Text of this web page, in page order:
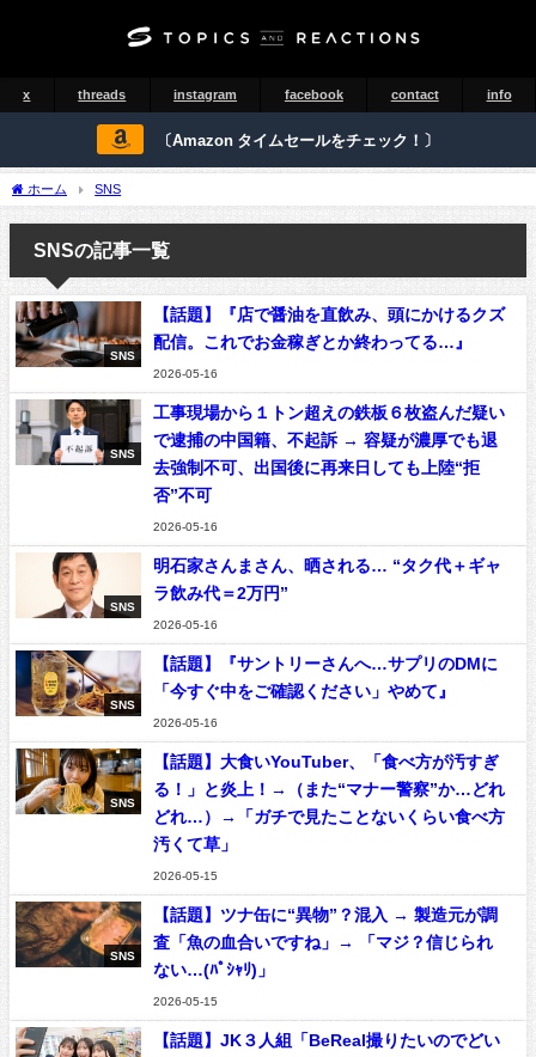
x threads instagram facebook contact info
〔Amazon タイムセールをチェック！〕
ホーム SNS
SNSの記事一覧
SNS
【話題】『店で醤油を直飲み、頭にかけるクズ
配信。これでお金稼ぎとか終わってる…』
2026-05-16
SNS
工事現場から１トン超えの鉄板６枚盗んだ疑い
で逮捕の中国籍、不起訴 → 容疑が濃厚でも退
去強制不可、出国後に再来日しても上陸“拒
否”不可
2026-05-16
SNS
明石家さんまさん、晒される… “タク代＋ギャ
ラ飲み代＝2万円”
2026-05-16
SNS
【話題】『サントリーさんへ…サプリのDMに
「今すぐ中をご確認ください」やめて』
2026-05-16
SNS
【話題】大食いYouTuber、「食べ方が汚すぎ
る！」と炎上！→（また“マナー警察”か…どれ
どれ…）→「ガチで見たことないくらい食べ方
汚くて草」
2026-05-15
SNS
【話題】ツナ缶に“異物”？混入 → 製造元が調
査「魚の血合いですね」→ 「マジ？信じられ
ない…(ﾊﾟｼｬﾘ)」
2026-05-15
【話題】JK３人組「BeReal撮りたいのでどい